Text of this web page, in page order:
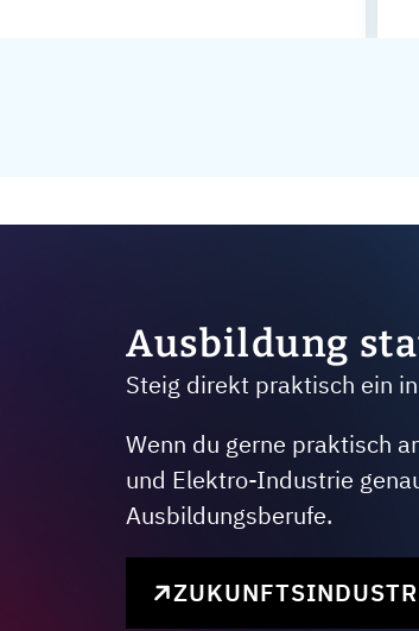
Ausbildung
Steig direkt praktisch ein
Wenn du gerne praktisch
und Elektro-Industrie
Ausbildungsberufe.